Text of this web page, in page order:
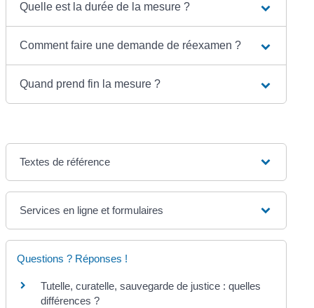
Quelle est la durée de la mesure ?
Comment faire une demande de réexamen ?
Quand prend fin la mesure ?
Textes de référence
Services en ligne et formulaires
Questions ? Réponses !
Tutelle, curatelle, sauvegarde de justice : quelles
différences ?